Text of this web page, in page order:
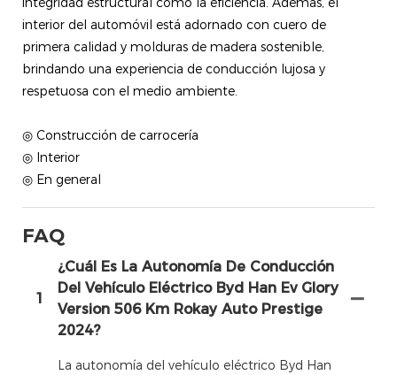
interior del automóvil está adornado con cuero de
primera calidad y molduras de madera sostenible,
brindando una experiencia de conducción lujosa y
respetuosa con el medio ambiente.
◎ Construcción de carrocería
◎ Interior
◎ En general
FAQ
1
¿Cuál Es La Autonomía De Conducción
Del Vehículo Eléctrico Byd Han Ev Glory
Version 506 Km Rokay Auto Prestige
2024?
La autonomía del vehículo eléctrico Byd Han